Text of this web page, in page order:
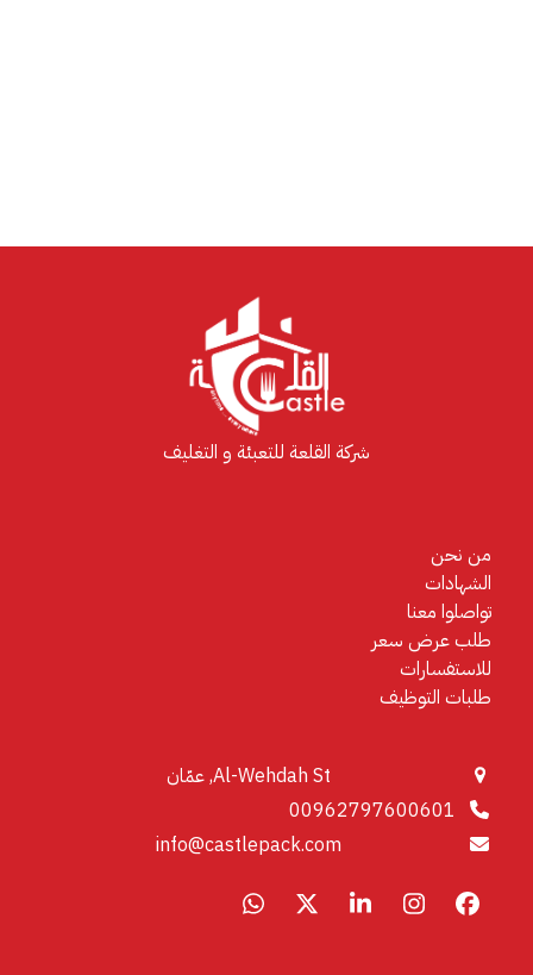
شركة القلعة للتعبئة و التغليف
من نحن
الشهادات
تواصلوا معنا
طلب عرض سعر
للاستفسارات
طلبات التوظيف
Al-Wehdah St, عمّان
00962797600601
info@castlepack.com
Facebook
Instagram
LinkedIn
X
Whatsapp